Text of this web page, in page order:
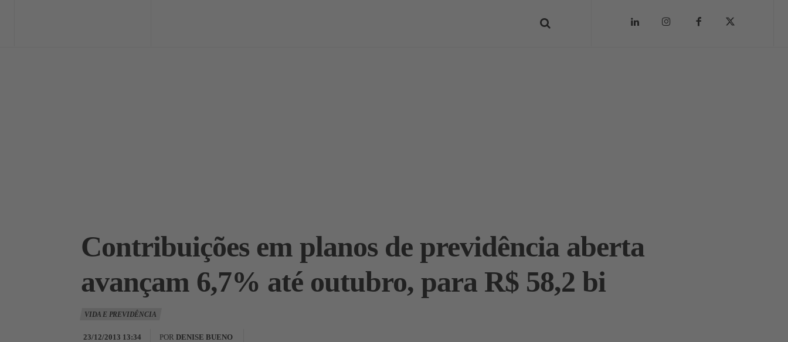
Contribuições em planos de previdência aberta
avançam 6,7% até outubro, para R$ 58,2 bi
VIDA E PREVIDÊNCIA
23/12/2013 13:34 POR DENISE BUENO